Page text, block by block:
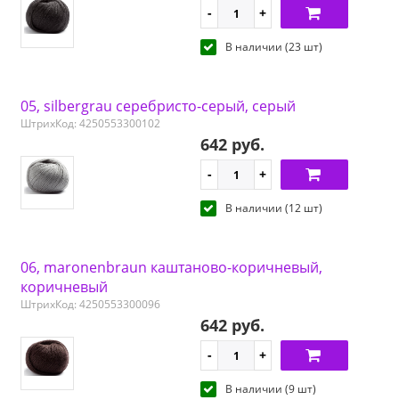
В наличии (23 шт)
05, silbergrau серебристо-серый, серый
ШтрихКод: 4250553300102
642 руб.
В наличии (12 шт)
06, maronenbraun каштаново-коричневый,
коричневый
ШтрихКод: 4250553300096
642 руб.
В наличии (9 шт)